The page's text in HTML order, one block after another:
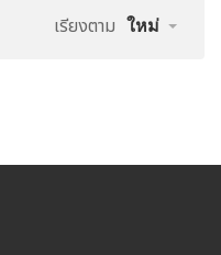
เรียงตาม ใหม่